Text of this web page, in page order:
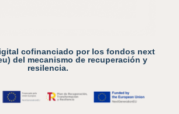
cofinanciado por los fondos next
del mecanismo de recuperación y
resilencia.